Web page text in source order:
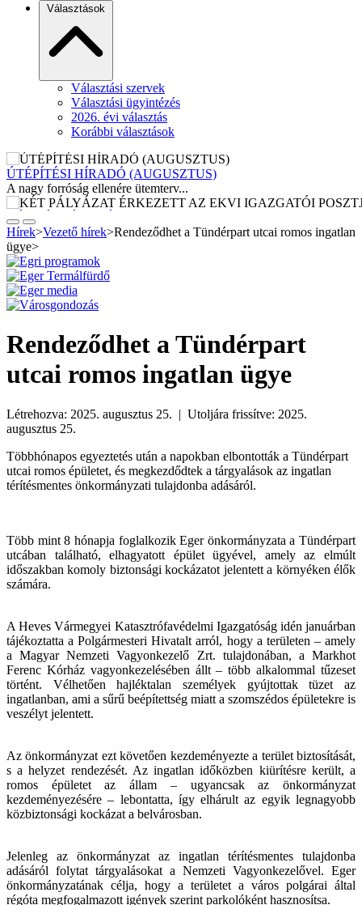
Választások
Választási szervek
Választási ügyintézés
2026. évi választás
Korábbi választások
ÚTÉPÍTÉSI HÍRADÓ (AUGUSZTUS)
A nagy forróság ellenére ütemterv...
KÉT PÁLYÁZAT ÉRKEZETT AZ EKVI...
Lezárult az Egri Közszolgáltatások...
EGER A ZSEBÜNKBEN – ELKÉSZÜLT A...
A tavaly decemberben elfogadott Kulturális...
HŐSÉGRIADÓ IDEJÉN IS NYITVATARTÓ...
TAKARÉKOSKODÁS ÉS HŰSÖLÉS HŐSÉG...
A következő napokban ismét extrém...
VÁLTOZIK A KÖZJÓLÉTI CSOPORT...
Augusztusban változik a Jogi, Szervezési...
I. fokú vízkorlátozás Eger...
Eger Megyei Jogú Város Polgármestere, a...
ÚTÉPÍTÉSI HÍRADÓ (AUGUSZTUS...
Az elmúlt 50 év legnagyobb...
Két évvel ezelőtt, 2024 őszén az (akkor...
SZÉPÜL A VÁROS: SÖVÉNYT VÁGNAK,...
Több helyszínen dolgoztak a héten a...
Az elmúlt 50 év legnagyobb...
HIRDETMÉNY Eger Településtervének...
Tájékoztatjuk a Tisztelt Lakosságot Eger...
ÚTÉPÍTÉSI HÍRADÓ (július 20-tól)
Az elmúlt 50 év legnagyobb...
Az Alaptörvény 27. cikkének (2)...
EGERBEN JÁRT A VIRÁGOS MAGYARORSZÁG...
Eger idén is nevezett a Virágos...
Ajánlatkérés - Közösségi tér az...
Eger Megyei Jogú Város Önkormányzata...
Hírek>Vezető hírek>Rendeződhet a Tündérpart utcai romos ingatlan
ügye>
Rendeződhet a Tündérpart
utcai romos ingatlan ügye
Létrehozva: 2025. augusztus 25. | Utoljára frissítve: 2025.
augusztus 25.
Többhónapos egyeztetés után a napokban elbontották a Tündérpart
utcai romos épületet, és megkezdődtek a tárgyalások az ingatlan
térítésmentes önkormányzati tulajdonba adásáról.
Több mint 8 hónapja foglalkozik Eger önkormányzata a Tündérpart
utcában található, elhagyatott épület ügyével, amely az elmúlt
időszakban komoly biztonsági kockázatot jelentett a környéken élők
számára.
A Heves Vármegyei Katasztrófavédelmi Igazgatóság idén januárban
tájékoztatta a Polgármesteri Hivatalt arról, hogy a területen – amely
a Magyar Nemzeti Vagyonkezelő Zrt. tulajdonában, a Markhot
Ferenc Kórház vagyonkezelésében állt – több alkalommal tűzeset
történt. Vélhetően hajléktalan személyek gyújtottak tüzet az
ingatlanban, ami a sűrű beépítettség miatt a szomszédos épületekre is
veszélyt jelentett.
Az önkormányzat ezt követően kezdeményezte a terület biztosítását,
s a helyzet rendezését. Az ingatlan időközben kiürítésre került, a
romos épületet az állam – ugyancsak az önkormányzat
kezdeményezésére – lebontatta, így elhárult az egyik legnagyobb
közbiztonsági kockázat a belvárosban.
Jelenleg az önkormányzat az ingatlan térítésmentes tulajdonba
adásáról folytat tárgyalásokat a Nemzeti Vagyonkezelővel. Eger
önkormányzatának célja, hogy a területet a város polgárai által
régóta megfogalmazott igények szerint parkolóként hasznosítsa.